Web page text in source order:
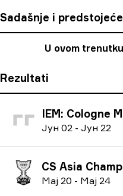
Sadašnje i predstojeće
U ovom
Rezultati
IEM: Cologne
Јун 02 - Јун 22
CS Asia
Мај 20 - Мај 24